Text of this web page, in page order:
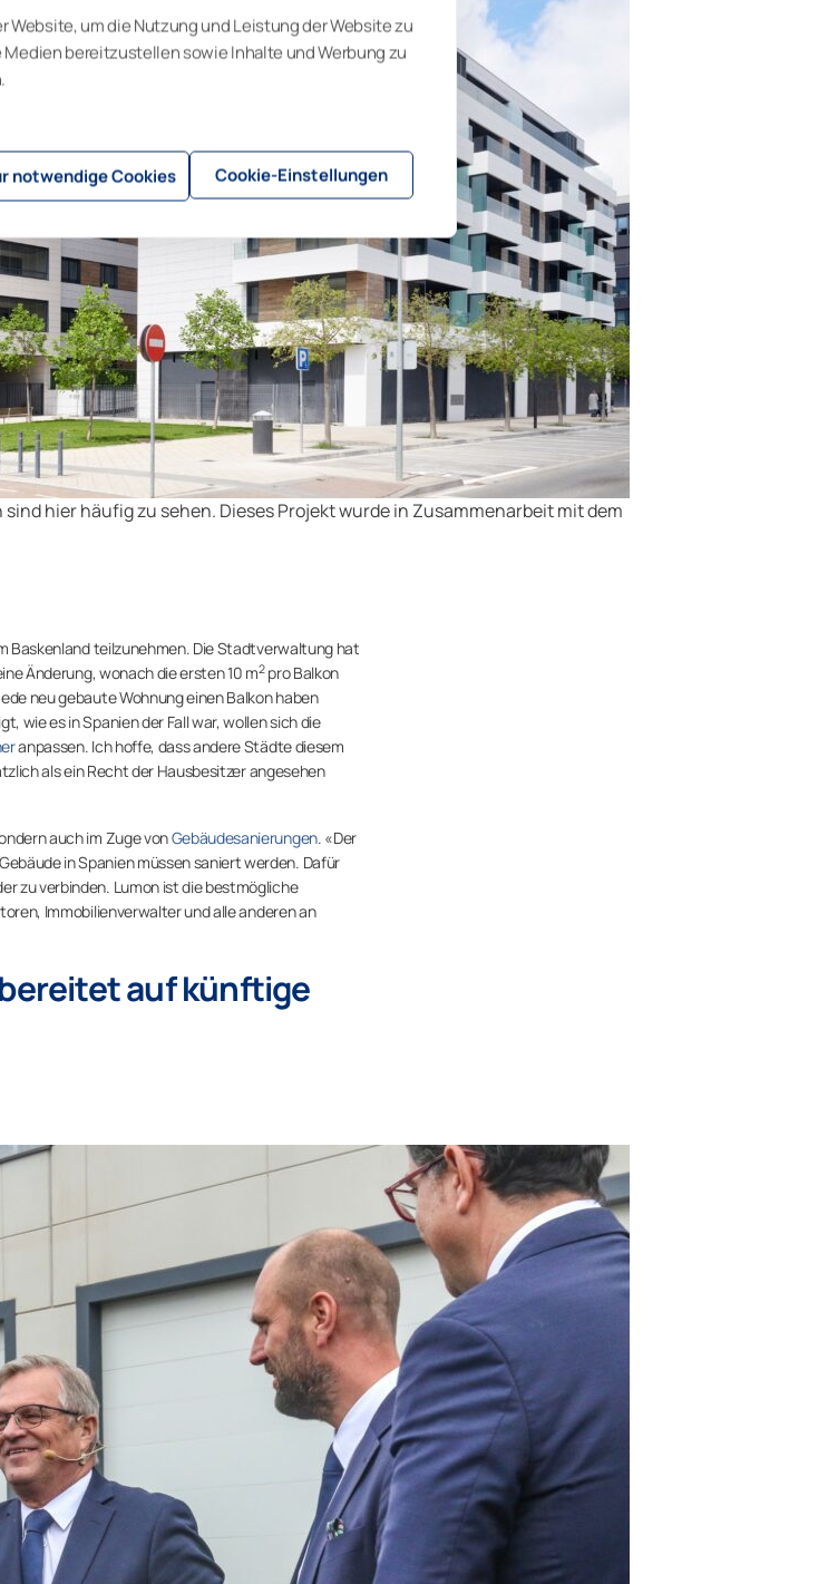
Website, um die Nutzung und Leistung der Website zu
bereitzustellen sowie Inhalte und Werbung zu
notwendige Cookies Cookie-Einstellungen
hier häufig zu sehen. Dieses Projekt wurde in Zusammenarbeit mit dem
Baskenland teilzunehmen. Die Stadtverwaltung hat
Änderung, wonach die ersten 10 m2pro Balkon
neu gebaute Wohnung einen Balkon haben
wie es in Spanien der Fall war, wollen sich die
anpassen. Ich hoffe, dass andere Städte diesem
als ein Recht der Hausbesitzer angesehen
auch im Zuge vonGebäudesanierungen. «Der
in Spanien müssen saniert werden. Dafür
zu verbinden. Lumon ist die bestmögliche
Immobilienverwalter und alle anderen an
auf künftige